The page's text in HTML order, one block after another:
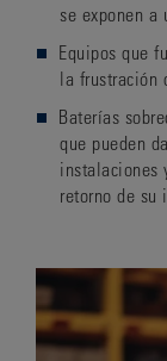
se exponen a
Equipos que
la frustración
Baterías
que pueden
instalaciones
retorno de su